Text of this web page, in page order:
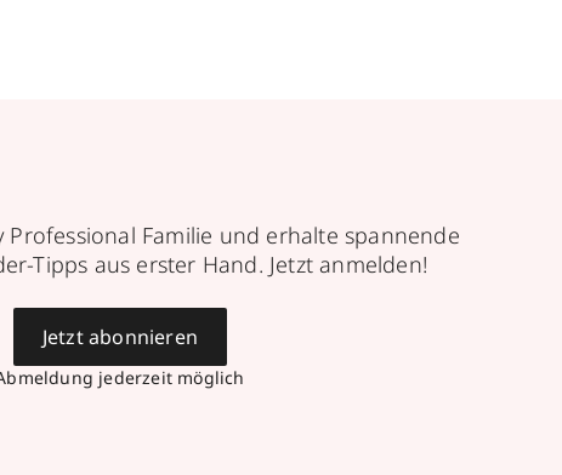
Professional Familie und erhalte spannende
Tipps aus erster Hand. Jetzt anmelden!
jederzeit möglich
Jetzt abonnieren